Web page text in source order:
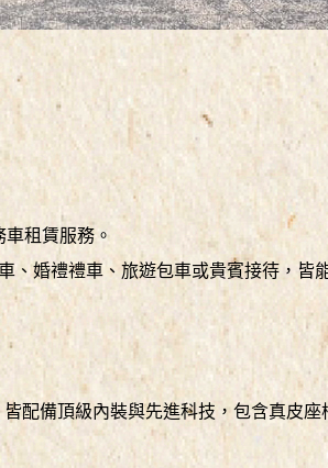
租賃服務。
婚禮禮車、旅遊包車或貴賓接待，皆
配備頂級內裝與先進科技，包含真皮